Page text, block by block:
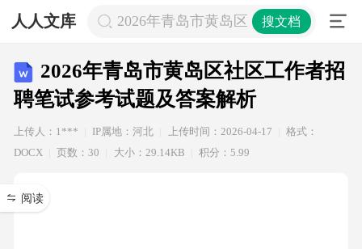
人人文库 2026年青岛市黄岛区社区工作者招聘
搜文档
2026年青岛市黄岛区社区工作者招
聘笔试参考试题及答案解析
上传人：1*** IP属地：河北 上传时间：2026-04-17
格式：
DOCX
页数：30 大小：29.14KB 积分：5.99
阅读